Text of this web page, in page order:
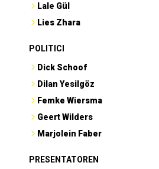
Lale Gül
Lies Zhara
POLITICI
Dick Schoof
Dilan Yesilgöz
Femke Wiersma
Geert Wilders
Marjolein Faber
PRESENTATOREN